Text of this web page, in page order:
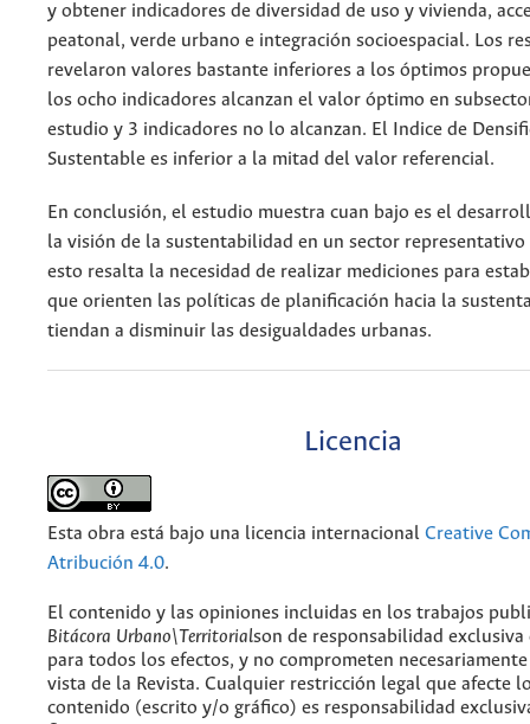
y obtener indicadores de diversidad de uso y vivienda,
peatonal, verde urbano e integración socioespacial. Los
revelaron valores bastante inferiores a los óptimos
los ocho indicadores alcanzan el valor óptimo en
estudio y 3 indicadores no lo alcanzan. El Indice de
Sustentable es inferior a la mitad del valor referencial.
En conclusión, el estudio muestra cuan bajo es el
la visión de la sustentabilidad en un sector representativo
esto resalta la necesidad de realizar mediciones para
que orienten las políticas de planificación hacia la
tiendan a disminuir las desigualdades urbanas.
Licencia
Esta obra está bajo una licencia internacional Creative
Atribución 4.0.
El contenido y las opiniones incluidas en los trabajos
Bitácora Urbano\Territorialson de responsabilidad exclusiva
para todos los efectos, y no comprometen
vista de la Revista. Cualquier restricción legal que afecte
contenido (escrito y/o gráfico) es responsabilidad